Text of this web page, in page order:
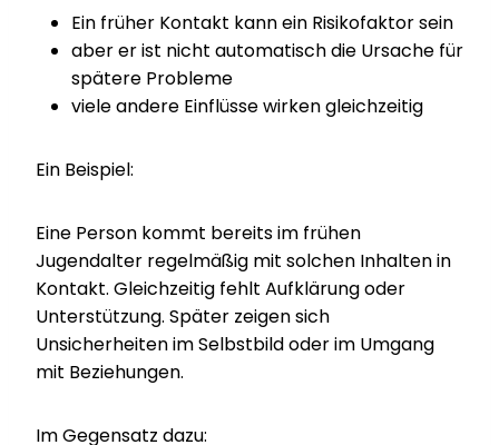
Ein früher Kontakt kann ein Risikofaktor sein
aber er ist nicht automatisch die Ursache für
spätere Probleme
viele andere Einflüsse wirken gleichzeitig
Ein Beispiel:
Eine Person kommt bereits im frühen
Jugendalter regelmäßig mit solchen Inhalten in
Kontakt. Gleichzeitig fehlt Aufklärung oder
Unterstützung. Später zeigen sich
Unsicherheiten im Selbstbild oder im Umgang
mit Beziehungen.
Im Gegensatz dazu: